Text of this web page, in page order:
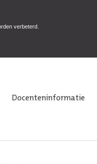
verbeterd.
Docenteninformatie